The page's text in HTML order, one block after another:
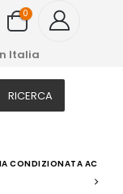
0
Italia
RICERCA
CONDIZIONATA AC